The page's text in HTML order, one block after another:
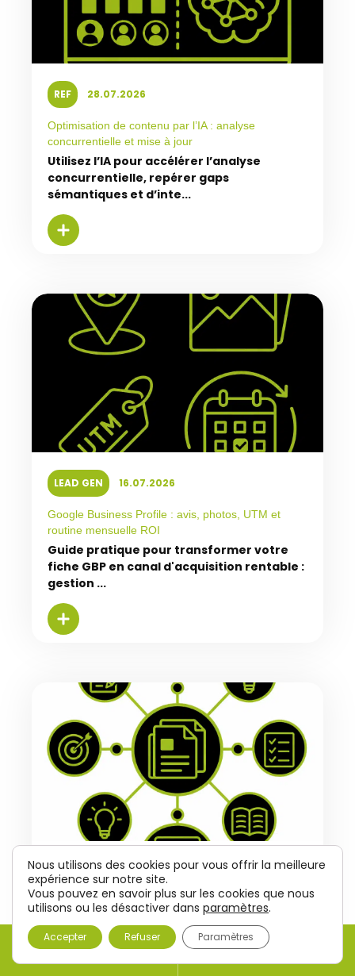
CONTACT ÊTRE RAPPELÉ
REF 28.07.2026
Optimisation de contenu par l’IA : analyse
concurrentielle et mise à jour
Utilisez l’IA pour accélérer l’analyse
concurrentielle, repérer gaps
sémantiques et d’inte...
LEAD GEN 16.07.2026
Google Business Profile : avis, photos, UTM et
routine mensuelle ROI
Guide pratique pour transformer votre
fiche GBP en canal d'acquisition rentable :
gestion ...
LEAD GEN 15.07.2026
Page pilier B2B : maillage interne, hub ressources
Transformer une page pilier B2B en hub
Nous utilisons des cookies pour vous offrir la meilleure
expérience sur notre site.
Vous pouvez en savoir plus sur les cookies que nous
utilisons ou les désactiver dans paramètres.
Accepter Refuser Paramètres